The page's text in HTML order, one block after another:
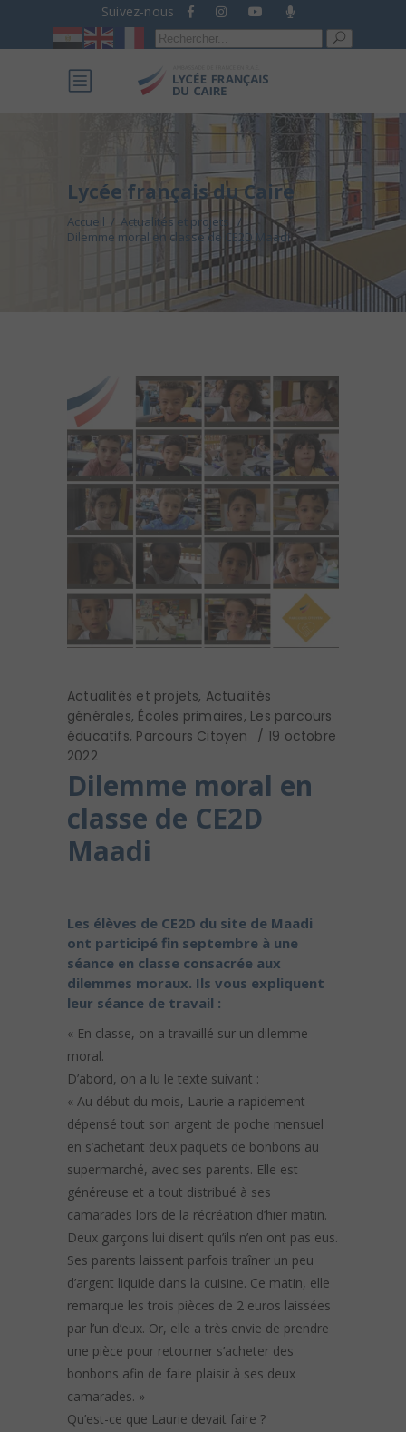
Suivez-nous
Recherche
pour :
Lycée français du Caire
Accueil / Actualités et projets
/
Dilemme moral en classe de CE2D Maadi
Actualités et projets, Actualités
générales, Écoles primaires, Les parcours
éducatifs, Parcours Citoyen
19 octobre
2022
Dilemme moral en
classe de CE2D
Maadi
Les élèves de CE2D du site de Maadi
ont participé fin septembre à une
séance en classe consacrée aux
dilemmes moraux. Ils vous expliquent
leur séance de travail :
« En classe, on a travaillé sur un dilemme
moral.
D’abord, on a lu le texte suivant :
« Au début du mois, Laurie a rapidement
dépensé tout son argent de poche mensuel
en s’achetant deux paquets de bonbons au
supermarché, avec ses parents. Elle est
généreuse et a tout distribué à ses
camarades lors de la récréation d’hier matin.
Deux garçons lui disent qu’ils n’en ont pas eus.
Ses parents laissent parfois traîner un peu
d’argent liquide dans la cuisine. Ce matin, elle
remarque les trois pièces de 2 euros laissées
par l’un d’eux. Or, elle a très envie de prendre
une pièce pour retourner s’acheter des
bonbons afin de faire plaisir à ses deux
camarades. »
Qu’est-ce que Laurie devait faire ?